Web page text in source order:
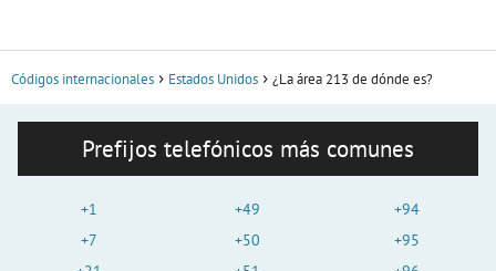
Códigos internacionales Estados Unidos ¿La área 213 de dónde es?
Prefijos telefónicos más comunes
+1
+7
+49
+50
+94
+95